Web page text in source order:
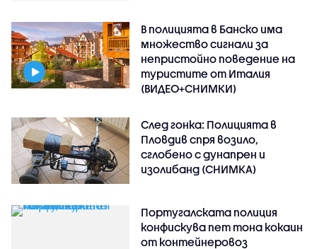
В полицията в Банско има
множество сигнали за
непристойно поведение на
туристите от Италия
(ВИДЕО+СНИМКИ)
След гонка: Полицията в
Пловдив спря возило,
сглобено с дунапрен и
изолибанд (СНИМКА)
Португалската полиция
конфискува пет тона кокаин
от контейнеровоз